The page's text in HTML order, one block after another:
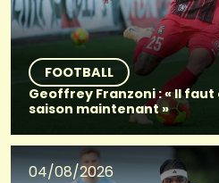
FOOTBALL
Geoffrey Franzoni : « Il
saison maintenant »
04/08/2026